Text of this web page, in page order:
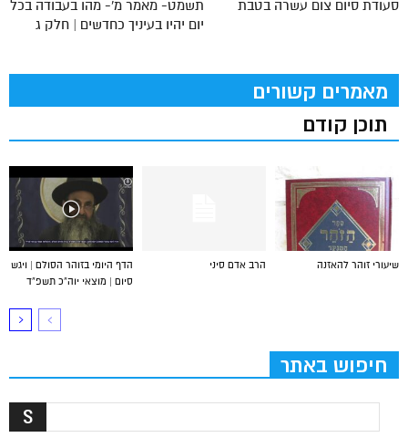
תשמט- מאמר מ'- מהו בעבודה בכל
יום יהיו בעיניך כחדשים | חלק ג
סעודת סיום צום עשרה בטבת
מאמרים קשורים
תוכן קודם
הדף היומי בזוהר הסולם | ויגש
סיום | מוצאי יוה”כ תשפ”ד
הרב אדם סיני שיעורי זוהר להאזנה
חיפוש באתר